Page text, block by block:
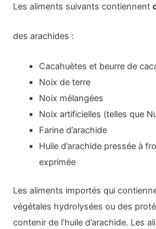
Les aliments suivants contiennent
des arachides :
Cacahuètes et beurre de
Noix de terre
Noix mélangées
Noix artificielles (telles que
Farine d’arachide
Huile d’arachide pressée à
exprimée
Les aliments importés qui
végétales hydrolysées ou des
contenir de l’huile d’arachide. Les